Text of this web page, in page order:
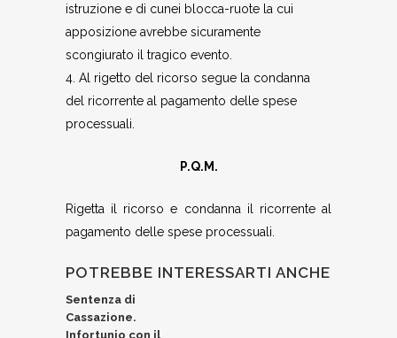
istruzione e di cunei blocca-ruote la cui
apposizione avrebbe sicuramente
scongiurato il tragico evento.
4. Al rigetto del ricorso segue la condanna
del ricorrente al pagamento delle spese
processuali.
P.Q.M.
Rigetta il ricorso e condanna il ricorrente al
pagamento delle spese processuali.
POTREBBE INTERESSARTI ANCHE
Sentenza di
Cassazione.
Infortunio con il